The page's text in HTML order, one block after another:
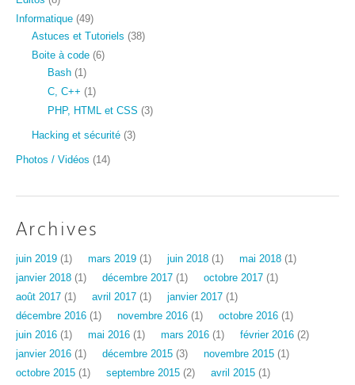
Informatique (49)
Astuces et Tutoriels (38)
Boite à code (6)
Bash (1)
C, C++ (1)
PHP, HTML et CSS (3)
Hacking et sécurité (3)
Photos / Vidéos (14)
Archives
juin 2019 (1) mars 2019 (1) juin 2018 (1) mai 2018 (1)
janvier 2018 (1) décembre 2017 (1) octobre 2017 (1)
août 2017 (1) avril 2017 (1) janvier 2017 (1)
décembre 2016 (1) novembre 2016 (1) octobre 2016 (1)
juin 2016 (1) mai 2016 (1) mars 2016 (1) février 2016 (2)
janvier 2016 (1) décembre 2015 (3) novembre 2015 (1)
octobre 2015 (1) septembre 2015 (2) avril 2015 (1)